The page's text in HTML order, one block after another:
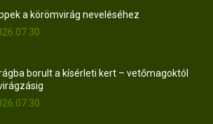
a körömvirág neveléséhez
borult a kísérleti kert – vetőmagoktól